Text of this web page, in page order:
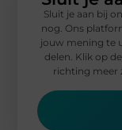
Sluit je aan bij
nog. Ons
jouw mening te
delen. Klik op
richting meer